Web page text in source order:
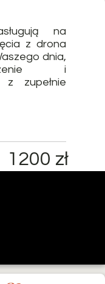
na
z drona
dnia,
i
z zupełnie
1200 zł